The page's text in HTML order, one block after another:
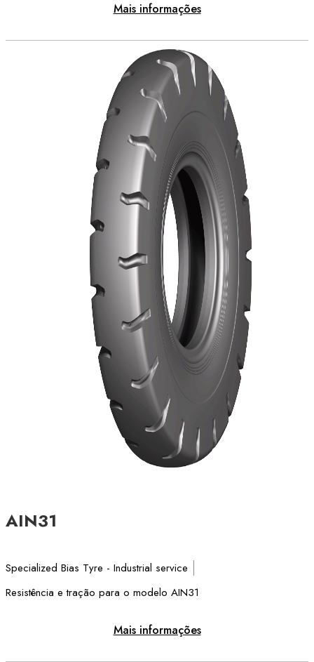
Mais informações
AIN31
Specialized Bias Tyre - Industrial service
Resistência e tração para o modelo AIN31
Mais informações